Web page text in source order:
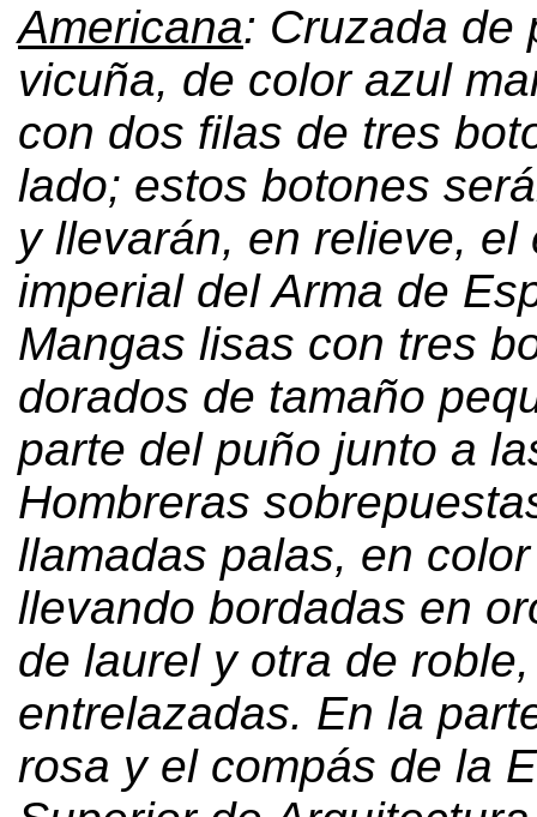
Americana: Cruzada de
vicuña, de color azul
con dos filas de tres
lado; estos botones
y llevarán, en relieve, el
imperial del Arma de
Mangas lisas con tres
dorados de tamaño
parte del puño junto a
Hombreras
llamadas palas, en
llevando bordadas en
de laurel y otra de roble,
entrelazadas. En la
rosa y el compás de la